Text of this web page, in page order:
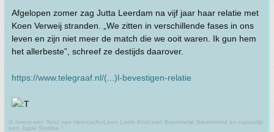
Afgelopen zomer zag Jutta Leerdam na vijf jaar haar relatie met
Koen Verweij stranden. „We zitten in verschillende fases in ons
leven en zijn niet meer de match die we ooit waren. Ik gun hem
het allerbeste”, schreef ze destijds daarover.
https://www.telegraaf.nl/(...)l-bevestigen-relatie
Ik noem een Tony van Heemschut,een Loeki Knol,een Brammetje Biesterveld en natuurlijk
een Japie Stobbe !